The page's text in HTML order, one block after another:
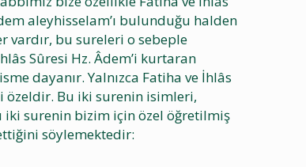
aleyhisselam’ı bulunduğu halden
bu sureleri o sebeple
Sûresi Hz. Âdem’i kurtaran
dayanır. Yalnızca Fatiha ve İhlâs
Bu iki surenin isimleri,
iki surenin bizim için özel öğretilmiş
söylemektedir: